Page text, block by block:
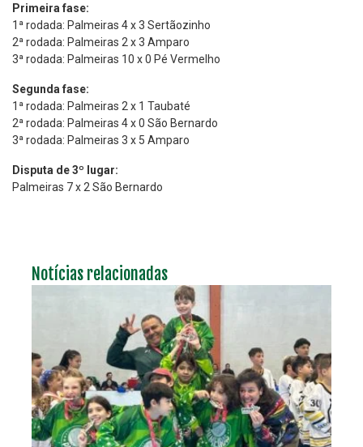
Primeira fase:
1ª rodada: Palmeiras 4 x 3 Sertãozinho
2ª rodada: Palmeiras 2 x 3 Amparo
3ª rodada: Palmeiras 10 x 0 Pé Vermelho
Segunda fase:
1ª rodada: Palmeiras 2 x 1 Taubaté
2ª rodada: Palmeiras 4 x 0 São Bernardo
3ª rodada: Palmeiras 3 x 5 Amparo
Disputa de 3º lugar:
Palmeiras 7 x 2 São Bernardo
Notícias relacionadas